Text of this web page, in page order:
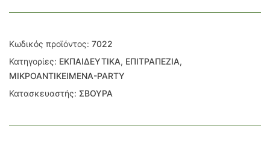
Κωδικός προϊόντος: 7022
Κατηγορίες: ΕΚΠΑΙΔΕΥΤΙΚΑ, ΕΠΙΤΡΑΠΕΖΙΑ,
ΜΙΚΡΟΑΝΤΙΚΕΙΜΕΝΑ-PARTY
Κατασκευαστής: ΣΒΟΥΡΑ